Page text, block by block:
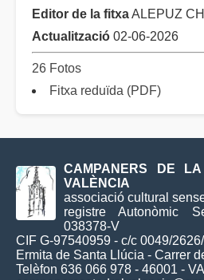
Editor de la fitxaALEPUZ
Actualització 02-06-2026
26 Fotos
Fitxa reduïda (PDF)
CAMPANERS DE
VALÈNCIA
associació cultural
registre Autonòmic
038378-V
CIF G-97540959 - c/c 0049/
Ermita de Santa Llúcia - Carrer
Telèfon 636 066 978 - 46001 -